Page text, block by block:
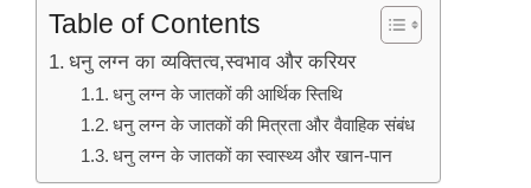
Table of Contents
धनु लग्न का व्यक्तित्व,स्वभाव और करियर
धनु लग्न के जातकों की आर्थिक स्तिथि
धनु लग्न के जातकों की मित्रता और वैवाहिक संबंध
धनु लग्न के जातकों का स्वास्थ्य और खान-पान